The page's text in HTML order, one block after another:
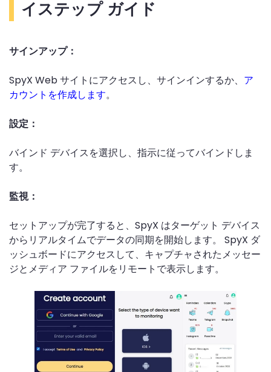
イステップ ガイド
サインアップ：
SpyX Web サイトにアクセスし、サインインするか、 ア
カウントを作成します。
設定：
バインド デバイスを選択し、指示に従ってバインドしま
す。
監視：
セットアップが完了すると、SpyX はターゲット デバイス
からリアルタイムでデータの同期を開始します。 SpyX ダ
ッシュボードにアクセスして、キャプチャされたメッセー
ジとメディア ファイルをリモートで表示します。